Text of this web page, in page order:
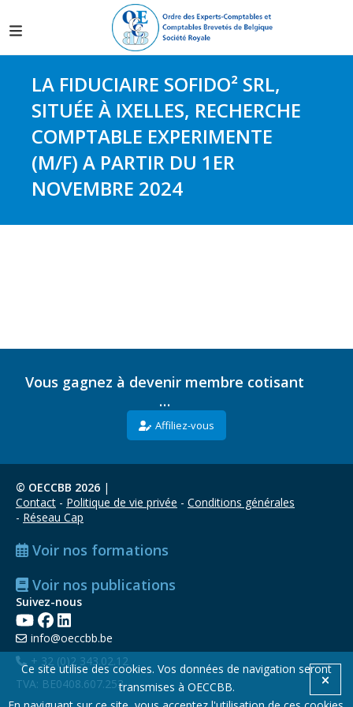
LA FIDUCIAIRE SOFIDO² SRL,
SITUÉE À IXELLES, RECHERCHE
COMPTABLE EXPERIMENTE
(M/F) A PARTIR DU 1ER
NOVEMBRE 2024
Vous gagnez à devenir membre cotisant
…
Affiliez-vous
© OECCBB 2026 |
Contact
Politique de vie privée
Conditions générales
Réseau Cap
Voir nos formations
Voir nos publications
Suivez-nous
info@oeccbb.be
+ 32 (0)2 343.02.12
TVA: BE0408.607.253
Ce site utilise des cookies. Vos données de navigation seront
transmises à OECCBB.